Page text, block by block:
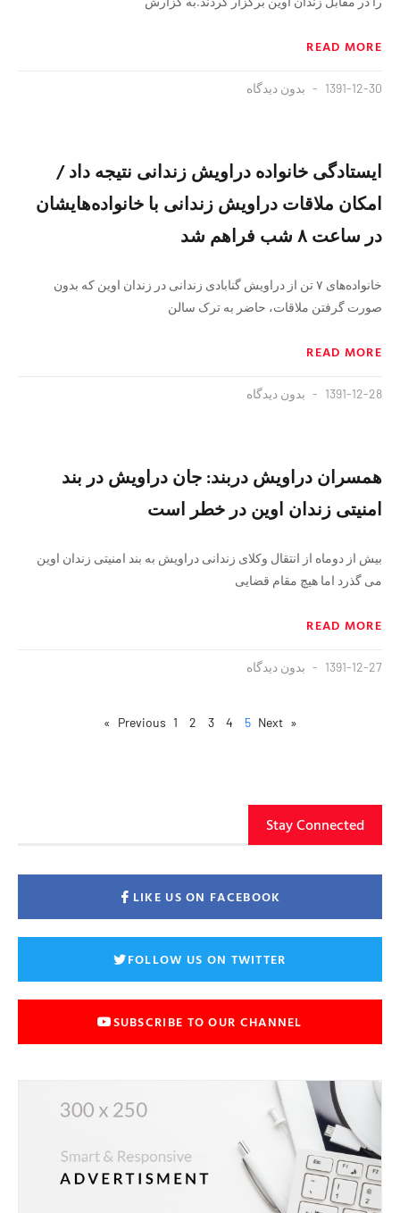
READ MORE
1391-12-30 بدون دیدگاه
ایستادگی خانواده دراویش زندانی نتیجه داد /
امکان ملاقات دراویش زندانی با خانواده‌هایشان
در ساعت ۸ شب فراهم شد
خانواده‌های ۷ تن از دراویش گنابادی زندانی در زندان اوین که بدون
صورت گرفتن ملاقات، حاضر به ترک سالن
READ MORE
1391-12-28 بدون دیدگاه
همسران دراویش دربند: جان دراویش در بند
امنیتی زندان اوین در خطر است
بیش از دوماه از انتقال وکلای زندانی دراویش به بند امنیتی زندان اوین
می گذرد اما هیچ مقام قضایی
READ MORE
1391-12-27 بدون دیدگاه
« Previous
1 2 3 4 5 Next »
Stay Connected
LIKE US ON FACEBOOK
FOLLOW US ON TWITTER
SUBSCRIBE TO OUR CHANNEL